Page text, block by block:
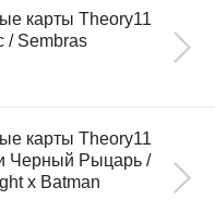
карты Theory11
/ Sembras
карты Theory11
Черный Рыцарь /
x Batman